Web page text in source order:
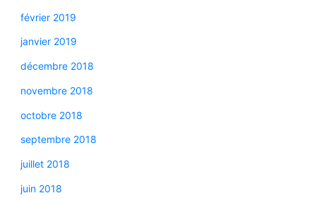
février 2019
janvier 2019
décembre 2018
novembre 2018
octobre 2018
septembre 2018
juillet 2018
juin 2018